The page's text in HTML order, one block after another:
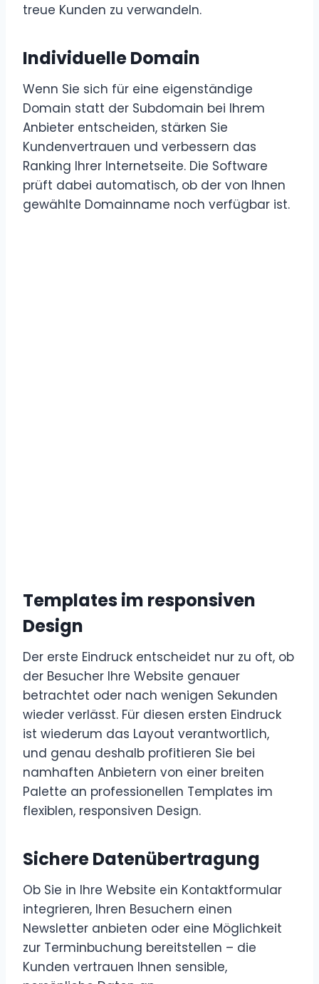
treue Kunden zu verwandeln.
Individuelle Domain
Wenn Sie sich für eine eigenständige
Domain statt der Subdomain bei Ihrem
Anbieter entscheiden, stärken Sie
Kundenvertrauen und verbessern das
Ranking Ihrer Internetseite. Die Software
prüft dabei automatisch, ob der von Ihnen
gewählte Domainname noch verfügbar ist.
Templates im responsiven
Design
Der erste Eindruck entscheidet nur zu oft, ob
der Besucher Ihre Website genauer
betrachtet oder nach wenigen Sekunden
wieder verlässt. Für diesen ersten Eindruck
ist wiederum das Layout verantwortlich,
und genau deshalb profitieren Sie bei
namhaften Anbietern von einer breiten
Palette an professionellen Templates im
flexiblen, responsiven Design.
Sichere Datenübertragung
Ob Sie in Ihre Website ein Kontaktformular
integrieren, Ihren Besuchern einen
Newsletter anbieten oder eine Möglichkeit
zur Terminbuchung bereitstellen – die
Kunden vertrauen Ihnen sensible,